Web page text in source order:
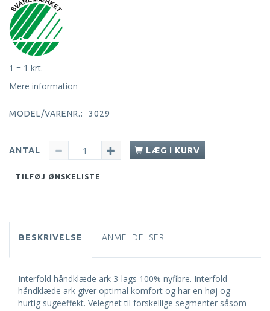
1 = 1 krt.
Mere information
MODEL/VARENR.: 3029
ANTAL LÆG I KURV
TILFØJ ØNSKELISTE
BESKRIVELSE ANMELDELSER
Interfold håndklæde ark 3-lags 100% nyfibre. Interfold
håndklæde ark giver optimal komfort og har en høj og
hurtig sugeeffekt. Velegnet til forskellige segmenter såsom